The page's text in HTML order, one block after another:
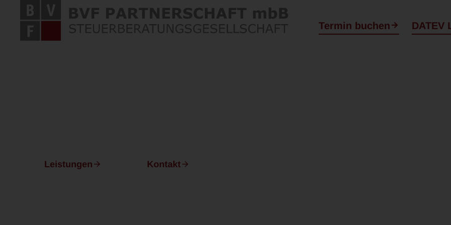
Termin buchen DATEV
Leistungen Kontakt